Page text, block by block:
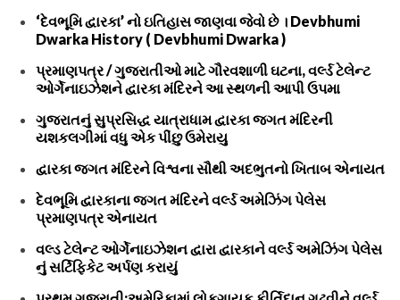
‘દેવભૂમિ દ્વારકા’ નો ઇતિહાસ જાણવા જેવો છે । Devbhumi
Dwarka History ( Devbhumi Dwarka )
પ્રમાણપત્ર / ગુજરાતીઓ માટે ગૌરવશાળી ઘટના, વર્લ્ડ ટેલેન્ટ
ઓર્ગેનાઇઝેશને દ્વારકા મંદિરને આ સ્થળની આપી ઉપમા
ગુજરાતનું સુપ્રસિદ્ધ યાત્રાધામ દ્વારકા જગત મંદિરની
યશકલગીમાં વધુ એક પીંછુ ઉમેરાયુ
દ્વારકા જગત મંદિરને વિશ્વના સૌથી અદભુતનો ખિતાબ એનાયત
દેવભૂમિ દ્વારકાના જગત મંદિરને વર્લ્ડ અમેઝિંગ પેલેસ
પ્રમાણપત્ર એનાયત
વલ્ડ ટેલેન્ટ ઓર્ગેનાઇઝેશન દ્વારા દ્વારકાને વર્લ્ડ અમેઝિંગ પેલેસ
નું સર્ટિફિકેટ અર્પણ કરાયું